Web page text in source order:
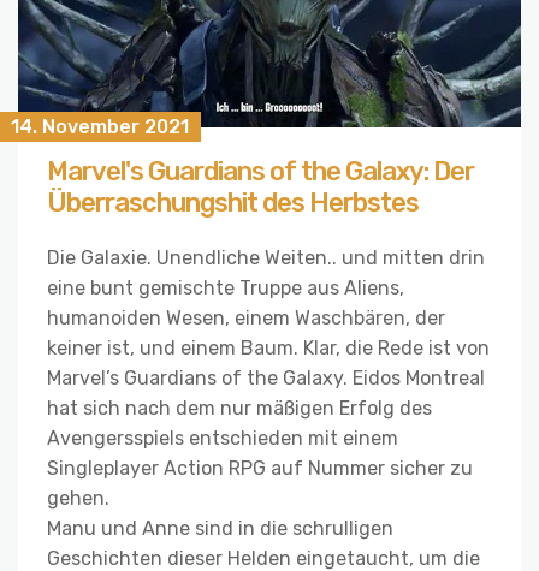
14. November 2021
Marvel's Guardians of the Galaxy: Der
Überraschungshit des Herbstes
Die Galaxie. Unendliche Weiten.. und mitten drin
eine bunt gemischte Truppe aus Aliens,
humanoiden Wesen, einem Waschbären, der
keiner ist, und einem Baum. Klar, die Rede ist von
Marvel’s Guardians of the Galaxy. Eidos Montreal
hat sich nach dem nur mäßigen Erfolg des
Avengersspiels entschieden mit einem
Singleplayer Action RPG auf Nummer sicher zu
gehen.
Manu und Anne sind in die schrulligen
Geschichten dieser Helden eingetaucht, um die